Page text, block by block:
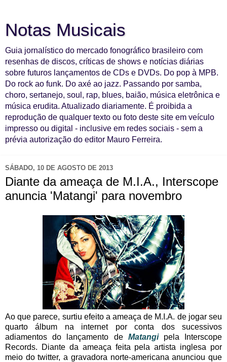
Notas Musicais
Guia jornalístico do mercado fonográfico brasileiro com
resenhas de discos, críticas de shows e notícias diárias
sobre futuros lançamentos de CDs e DVDs. Do pop à MPB.
Do rock ao funk. Do axé ao jazz. Passando por samba,
choro, sertanejo, soul, rap, blues, baião, música eletrônica e
música erudita. Atualizado diariamente. É proibida a
reprodução de qualquer texto ou foto deste site em veículo
impresso ou digital - inclusive em redes sociais - sem a
prévia autorização do editor Mauro Ferreira.
SÁBADO, 10 DE AGOSTO DE 2013
Diante da ameaça de M.I.A., Interscope
anuncia 'Matangi' para novembro
Ao que parece, surtiu efeito a ameaça de M.I.A. de jogar seu
quarto álbum na internet por conta dos sucessivos
adiamentos do lançamento de Matangi pela Interscope
Records. Diante da ameaça feita pela artista inglesa por
meio do twitter, a gravadora norte-americana anunciou que